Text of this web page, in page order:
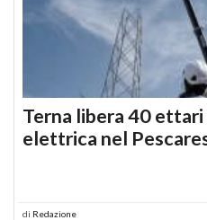
Terna libera 40
elettrica nel
di Redazione